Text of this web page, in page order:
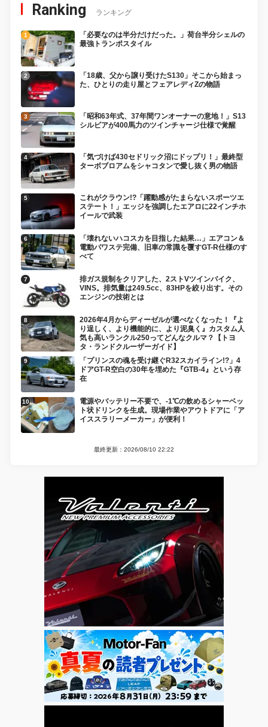
Ranking ランキング
「必要なのは半分だけだった。」荷台半分シェルの
最強トランポスタイル
「18歳、父から譲り受けたS130」そこから始まっ
た、ひとりの走り屋とフェアレディZの物語
「昭和63年式、37年間ワンオーナーの意地！」S13
シルビアが400馬力のツインチャージ仕様で覚醒
「気づけば430セドリック沼にドップリ！」最終型
ターボブロアムをシャコタンで愛し抜く男の物語
これがクラウン!?「躍動感がたまらないスポーツエ
ステート！」エッジを強調したエアロに22インチホ
イールで武装
「壊れないハコスカを目指した結果…」エアコン＆
電動パワステ完備、旧車の常識を覆すGT-R仕様のす
べて
排ガス規制をクリアした、2ストVツインバイク、
VINS。排気量は249.5cc、83HPを絞り出す。その
エンジンの技術とは
2026年4月からディーゼルが選べなくなった！『よ
り逞しく、より機能的に、より泥臭く』カスタム人
気も高いランクル250ってどんなクルマ？【トヨ
タ・ランドクルーザーガイド】
「プリンスの魂を受け継ぐR32スカイライン!?」4
ドアGT-R空白の30年を埋めた『GTB-4』という存
在
電源やバッテリー不要で、-1℃の飲めるシャーベッ
ト状ドリンクを生成。現場作業やアウトドアに「ア
イススラリーメーカー」が便利！
最終更新：2026/08/10 22:22